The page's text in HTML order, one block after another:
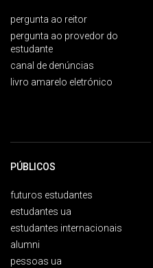
pergunta ao reitor
pergunta ao provedor do
estudante
canal de denúncias
livro amarelo eletrónico
PÚBLICOS
futuros estudantes
estudantes ua
estudantes internacionais
alumni
pessoas ua